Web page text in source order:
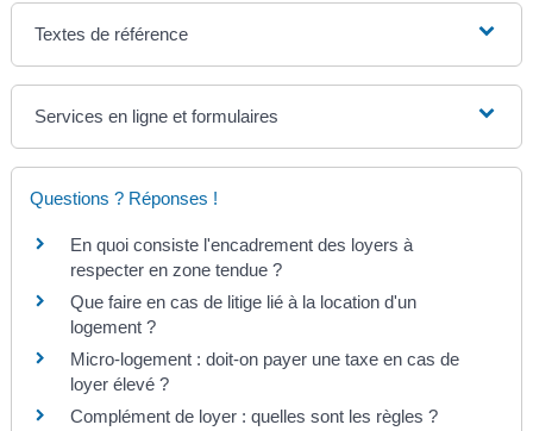
Textes de référence
Services en ligne et formulaires
Questions ? Réponses !
En quoi consiste l'encadrement des loyers à
respecter en zone tendue ?
Que faire en cas de litige lié à la location d'un
logement ?
Micro-logement : doit-on payer une taxe en cas de
loyer élevé ?
Complément de loyer : quelles sont les règles ?